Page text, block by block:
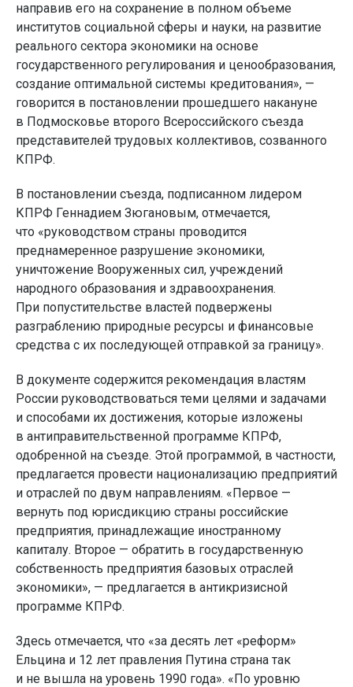
направив его на сохранение в полном объеме
институтов социальной сферы и науки, на развитие
реального сектора экономики на основе
государственного регулирования и ценообразования,
создание оптимальной системы кредитования», —
говорится в постановлении прошедшего накануне
в Подмосковье второго Всероссийского съезда
представителей трудовых коллективов, созванного
КПРФ.
В постановлении съезда, подписанном лидером
КПРФ Геннадием Зюгановым, отмечается,
что «руководством страны проводится
преднамеренное разрушение экономики,
уничтожение Вооруженных сил, учреждений
народного образования и здравоохранения.
При попустительстве властей подвержены
разграблению природные ресурсы и финансовые
средства с их последующей отправкой за границу».
В документе содержится рекомендация властям
России руководствоваться теми целями и задачами
и способами их достижения, которые изложены
в антиправительственной программе КПРФ,
одобренной на съезде. Этой программой, в частности,
предлагается провести национализацию предприятий
и отраслей по двум направлениям. «Первое —
вернуть под юрисдикцию страны российские
предприятия, принадлежащие иностранному
капиталу. Второе — обратить в государственную
собственность предприятия базовых отраслей
экономики», — предлагается в антикризисной
программе КПРФ.
Здесь отмечается, что «за десять лет «реформ»
Ельцина и 12 лет правления Путина страна так
и не вышла на уровень 1990 года». «По уровню